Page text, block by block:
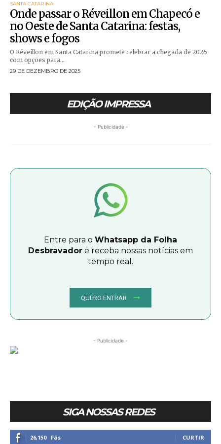
SANTA CATARINA
Onde passar o Réveillon em Chapecó e
no Oeste de Santa Catarina: festas,
shows e fogos
O Réveillon em Santa Catarina promete celebrar a chegada de 2026
com opções para...
29 DE DEZEMBRO DE 2025
EDIÇÃO IMPRESSA
- Publicidade -
Entre para o Whatsapp da Folha
Desbravador e receba nossas notícias em
tempo real.
QUERO ENTRAR
- Publicidade -
SIGA NOSSAS REDES
26,150 Fãs CURTIR